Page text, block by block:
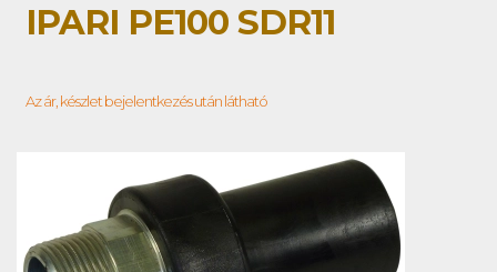
IPARI PE100 SDR11
Az ár, készlet bejelentkezés után látható